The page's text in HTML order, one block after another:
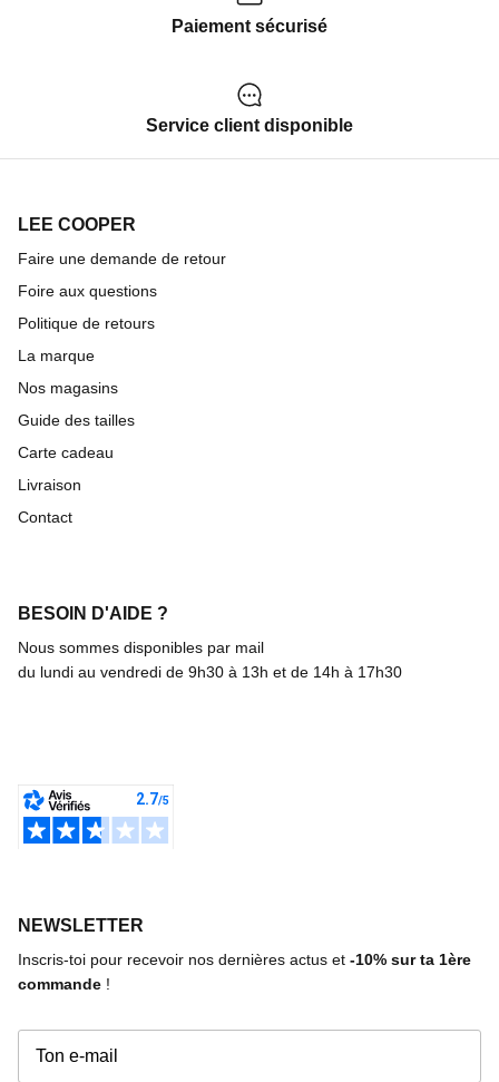
Paiement sécurisé
Service client disponible
LEE COOPER
Faire une demande de retour
Foire aux questions
Politique de retours
La marque
Nos magasins
Guide des tailles
Carte cadeau
Livraison
Contact
BESOIN D'AIDE ?
Nous sommes disponibles par mail
du lundi au vendredi de 9h30 à 13h et de 14h à 17h30
NEWSLETTER
Inscris-toi pour recevoir nos dernières actus et -10% sur ta 1ère
commande !